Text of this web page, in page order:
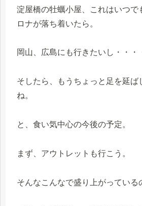
淀屋橋の牡蠣小屋、これはいつで
ロナが落ち着いたら。
岡山、広島にも行きたいし・・・
そしたら、もうちょっと足を延ば
ね。
と、食い気中心の今後の予定。
まず、アウトレットも行こう。
そんなこんなで盛り上がっている